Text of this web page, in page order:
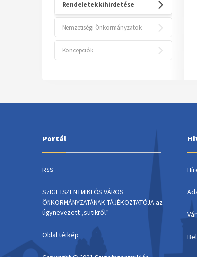
Rendeletek kihirdetése
Nemzetiségi Önkormányzatok
Koncepciók
Portál
RSS
SZIGETSZENTMIKLÓS VÁROS
ÖNKORMÁNYZATÁNAK TÁJÉKOZTATÓJA az
úgynevezett „sütikről”
Oldal térkép